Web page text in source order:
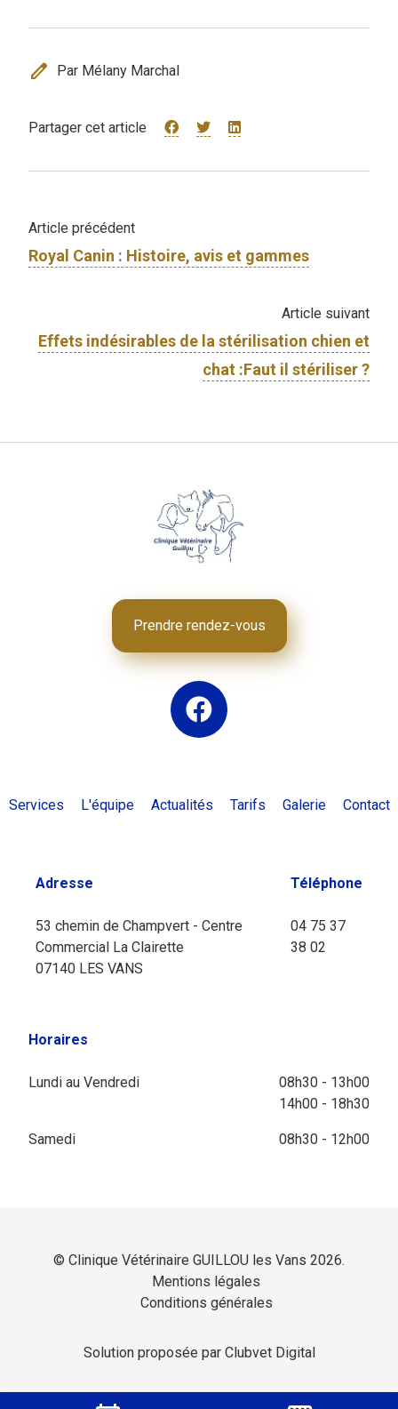
edit Par Mélany Marchal
Partager cet article
Article précédent
Royal Canin : Histoire, avis et gammes
Article suivant
Effets indésirables de la stérilisation chien et
chat :Faut il stériliser ?
Prendre rendez-vous
Services L'équipe Actualités Tarifs Galerie Contact
Adresse
53 chemin de Champvert - Centre
Commercial La Clairette
07140 LES VANS
Téléphone
04 75 37
38 02
Horaires
Lundi au Vendredi
08h30 - 13h00
14h00 - 18h30
Samedi 08h30 - 12h00
© Clinique Vétérinaire GUILLOU les Vans 2026.
Mentions légales
Conditions générales
Solution proposée par Clubvet Digital